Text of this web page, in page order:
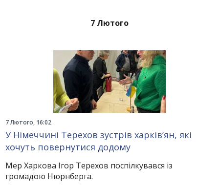
7 Лютого
7 Лютого, 16:02
У Німеччині Терехов зустрів харків’ян, які
хочуть повернутися додому
Мер Харкова Ігор Терехов поспілкувався із
громадою Нюрнберга.